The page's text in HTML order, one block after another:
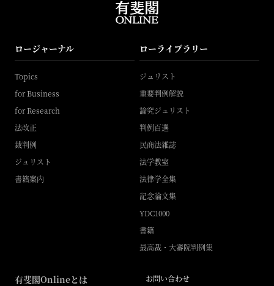
ロージャーナル
Topics
for Business
for Research
法改正
裁判例
ジュリスト
書籍案内
ローライブラリー
ジュリスト
重要判例解説
論究ジュリスト
判例百選
民商法雑誌
法学教室
法律学全集
記念論文集
YDC1000
書籍
最高裁・大審院判例集
有斐閣Onlineとは
お問い合わせ